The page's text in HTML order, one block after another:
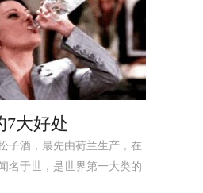
7大好处
酒，最先由荷兰生产，在
名于世，是世界第一大类的